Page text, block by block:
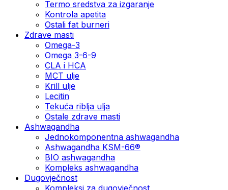
Termo sredstva za izgaranje
Kontrola apetita
Ostali fat burneri
Zdrave masti
Omega-3
Omega 3-6-9
CLA i HCA
MCT ulje
Krill ulje
Lecitin
Tekuća riblja ulja
Ostale zdrave masti
Ashwagandha
Jednokomponentna ashwagandha
Ashwagandha KSM-66®
BIO ashwagandha
Kompleks ashwagandha
Dugovječnost
Kompleksi za dugovječnost